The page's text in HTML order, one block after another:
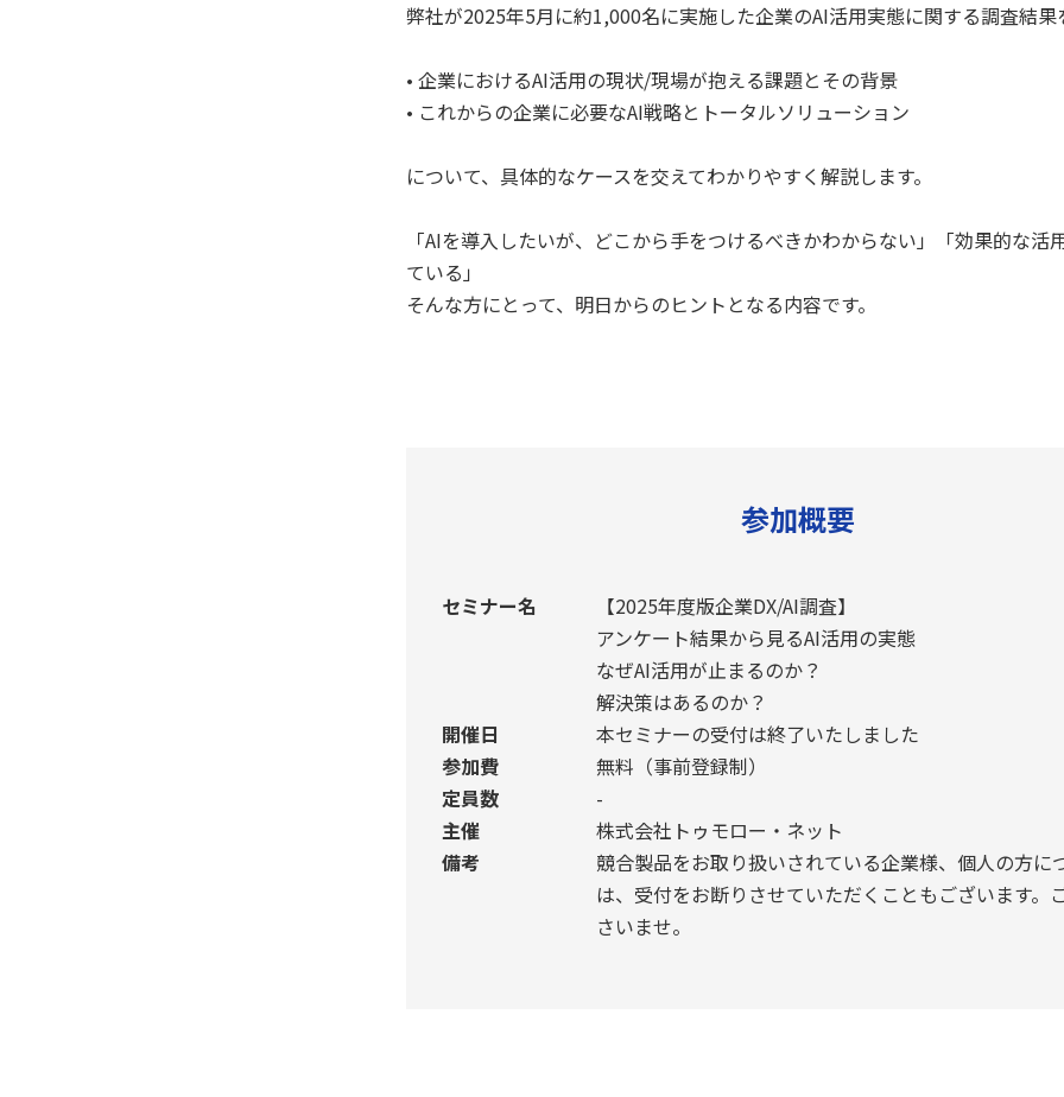
弊社が2025年5月に約1,000名に実施した企業のAI活用実態に関する調査結果
• 企業におけるAI活用の現状/現場が抱える課題とその背景
• これからの企業に必要なAI戦略とトータルソリューション
について、具体的なケースを交えてわかりやすく解説します。
「AIを導入したいが、どこから手をつけるべきかわからない」「効果的な活
ている」
そんな方にとって、明日からのヒントとなる内容です。
参加概要
セミナー名
【2025年度版企業DX/AI調査】
アンケート結果から見るAI活用の実態
なぜAI活用が止まるのか？
解決策はあるのか？
開催日
本セミナーの受付は終了いたしました
参加費
無料（事前登録制）
定員数
-
主催
株式会社トゥモロー・ネット
備考
競合製品をお取り扱いされている企業様、個人の方に
は、受付をお断りさせていただくこともございます。
さいませ。